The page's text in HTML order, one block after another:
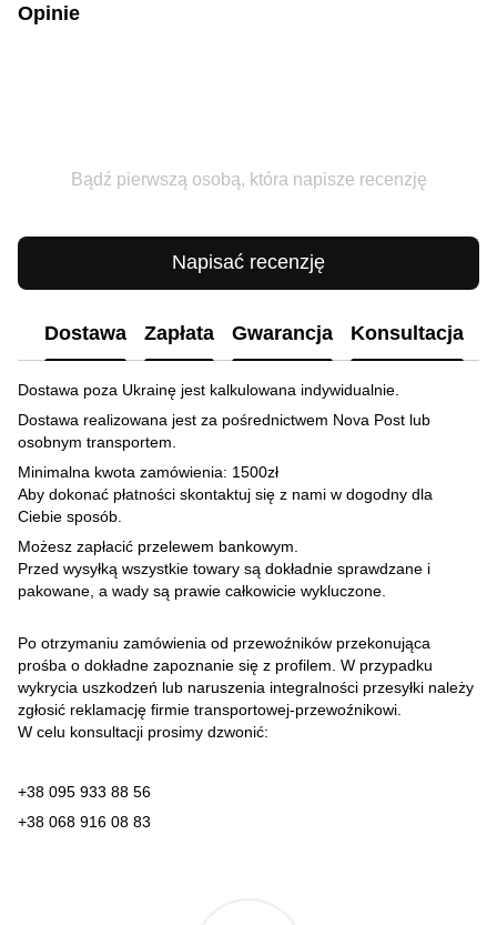
Opinie
Bądź pierwszą osobą, która napisze recenzję
Napisać recenzję
Dostawa Zapłata Gwarancja Konsultacja
Dostawa poza Ukrainę jest kalkulowana indywidualnie.
Dostawa realizowana jest za pośrednictwem Nova Post lub
osobnym transportem.
Minimalna kwota zamówienia: 1500zł
Aby dokonać płatności skontaktuj się z nami w dogodny dla
Ciebie sposób.
Możesz zapłacić przelewem bankowym.
Przed wysyłką wszystkie towary są dokładnie sprawdzane i
pakowane, a wady są prawie całkowicie wykluczone.
Po otrzymaniu zamówienia od przewoźników przekonująca
prośba o dokładne zapoznanie się z profilem. W przypadku
wykrycia uszkodzeń lub naruszenia integralności przesyłki należy
zgłosić reklamację firmie transportowej-przewoźnikowi.
W celu konsultacji prosimy dzwonić:
+38 095 933 88 56
+38 068 916 08 83